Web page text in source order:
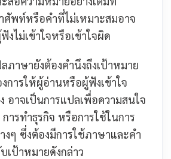
ศัพท์หรือคำที่ไม่เหมาะสมอาจ
ไม่เข้าใจหรือเข้าใจผิด
ภาษายังต้องคำนึงถึงเป้าหมาย
การให้ผู้อ่านหรือผู้ฟังเข้าใจ
อาจเป็นการแปลเพื่อความสนใจ
ารทำธุรกิจ หรือการใช้ในการ
งๆ ซึ่งต้องมีการใช้ภาษาและคำ
ป้าหมายดังกล่าว